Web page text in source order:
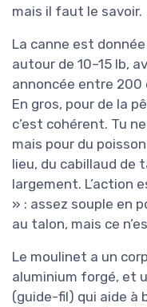
mais il faut le savoir.
La canne est
autour de 10–15 lb,
annoncée entre 200
En gros, pour de la
c’est cohérent. Tu
mais pour du
lieu, du cabillaud de
largement. L’action
» : assez souple en
au talon, mais ce
Le moulinet a un
aluminium forgé, et
(guide-fil) qui aide à